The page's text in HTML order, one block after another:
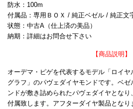
防水：100m
付属品：専用ＢＯＸ / 純正ベゼル / 純正文
状態：中古A（仕上済の美品）
納期：詳細はお問合せ下さい
【商品説明】
オーデマ・ピゲを代表するモデル「ロイ
グラフ」のパヴェダイヤモンドです。ベ
ンドが敷き詰められたパヴェダイヤとな
付属致します。アフターダイヤ製品とな